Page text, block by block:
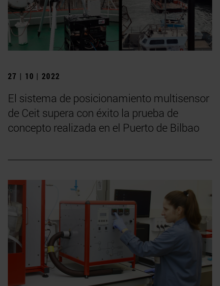
27 | 10 | 2022
El sistema de posicionamiento multisensor
de Ceit supera con éxito la prueba de
concepto realizada en el Puerto de Bilbao